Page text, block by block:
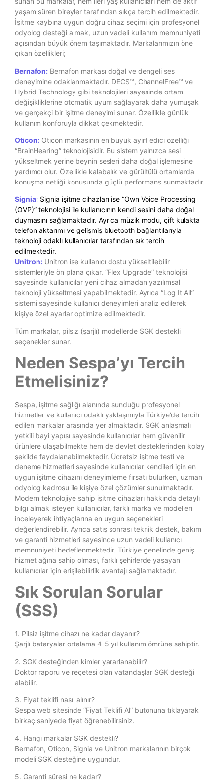
yaşam süren bireyler tarafından sıkça tercih edilmektedir.
İşitme kaybına uygun doğru cihaz seçimi için profesyonel
odyolog desteği almak, uzun vadeli kullanım memnuniyeti
açısından büyük önem taşımaktadır. Markalarımızın öne
çıkan özellikleri;
Bernafon: Bernafon markası doğal ve dengeli ses
deneyimine odaklanmaktadır. DECS™, ChannelFree™ ve
Hybrid Technology gibi teknolojileri sayesinde ortam
değişikliklerine otomatik uyum sağlayarak daha yumuşak
ve gerçekçi bir işitme deneyimi sunar. Özellikle günlük
kullanım konforuyla dikkat çekmektedir.
Oticon: Oticon markasının en büyük ayırt edici özelliği
“BrainHearing” teknolojisidir. Bu sistem yalnızca sesi
yükseltmek yerine beynin sesleri daha doğal işlemesine
yardımcı olur. Özellikle kalabalık ve gürültülü ortamlarda
konuşma netliği konusunda güçlü performans sunmaktadır.
Signia: Signia işitme cihazları ise “Own Voice Processing
(OVP)” teknolojisi ile kullanıcının kendi sesini daha doğal
duymasını sağlamaktadır. Ayrıca müzik modu, çift kulakta
telefon aktarımı ve gelişmiş bluetooth bağlantılarıyla
teknoloji odaklı kullanıcılar tarafından sık tercih
edilmektedir.
Unitron: Unitron ise kullanıcı dostu yükseltilebilir
sistemleriyle ön plana çıkar. “Flex Upgrade” teknolojisi
sayesinde kullanıcılar yeni cihaz almadan yazılımsal
teknoloji yükseltmesi yapabilmektedir. Ayrıca “Log It All”
sistemi sayesinde kullanıcı deneyimleri analiz edilerek
kişiye özel ayarlar optimize edilmektedir.
Tüm markalar, pilsiz (şarjlı) modellerde SGK destekli
seçenekler sunar.
Neden Sespa’yı Tercih
Etmelisiniz?
Sespa, işitme sağlığı alanında sunduğu profesyonel
hizmetler ve kullanıcı odaklı yaklaşımıyla Türkiye’de tercih
edilen markalar arasında yer almaktadır. SGK anlaşmalı
yetkili bayi yapısı sayesinde kullanıcılar hem güvenilir
ürünlere ulaşabilmekte hem de devlet desteklerinden kolay
şekilde faydalanabilmektedir. Ücretsiz işitme testi ve
deneme hizmetleri sayesinde kullanıcılar kendileri için en
uygun işitme cihazını deneyimleme fırsatı bulurken, uzman
odyolog kadrosu ile kişiye özel çözümler sunulmaktadır.
Modern teknolojiye sahip işitme cihazları hakkında detaylı
bilgi almak isteyen kullanıcılar, farklı marka ve modelleri
inceleyerek ihtiyaçlarına en uygun seçenekleri
değerlendirebilir. Ayrıca satış sonrası teknik destek, bakım
ve garanti hizmetleri sayesinde uzun vadeli kullanıcı
memnuniyeti hedeflenmektedir. Türkiye genelinde geniş
hizmet ağına sahip olması, farklı şehirlerde yaşayan
kullanıcılar için erişilebilirlik avantajı sağlamaktadır.
Sık Sorulan Sorular
(SSS)
1. Pilsiz işitme cihazı ne kadar dayanır?
Şarjlı bataryalar ortalama 4-5 yıl kullanım ömrüne sahiptir.
2. SGK desteğinden kimler yararlanabilir?
Doktor raporu ve reçetesi olan vatandaşlar SGK desteği
alabilir.
3. Fiyat teklifi nasıl alınır?
Sespa web sitesinde “Fiyat Teklifi Al” butonuna tıklayarak
birkaç saniyede fiyat öğrenebilirsiniz.
4. Hangi markalar SGK destekli?
Bernafon, Oticon, Signia ve Unitron markalarının birçok
modeli SGK desteğine uygundur.
5. Garanti süresi ne kadar?